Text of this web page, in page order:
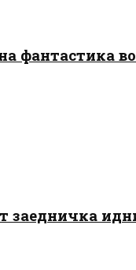
фантастика
заедничка